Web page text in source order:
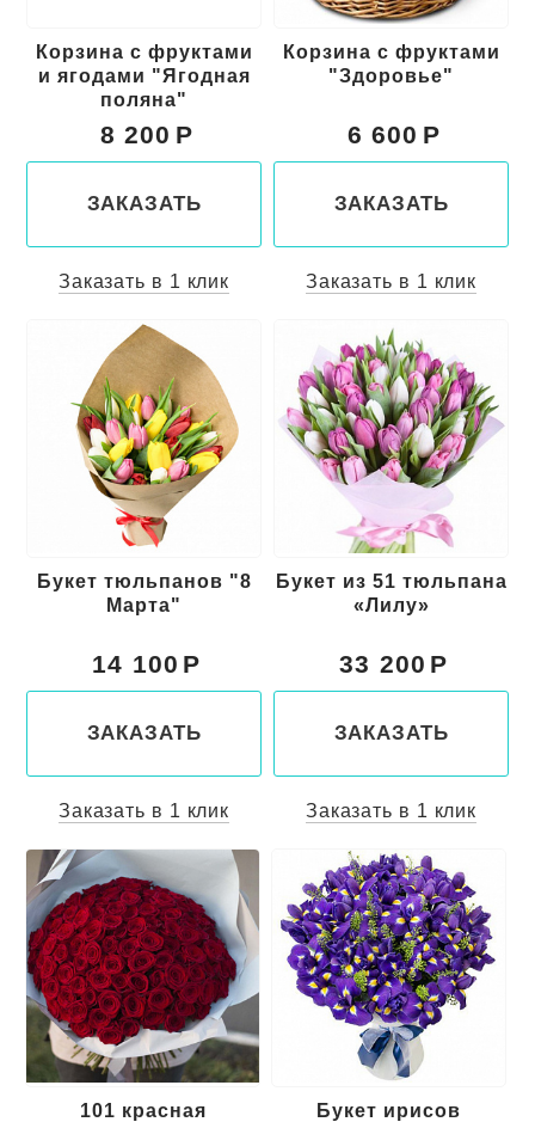
Корзина с фруктами
и ягодами "Ягодная
поляна"
8 200
ЗАКАЗАТЬ
Заказать в 1 клик
Корзина с фруктами
"Здоровье"
6 600
ЗАКАЗАТЬ
Заказать в 1 клик
Букет тюльпанов "8
Марта"
14 100
ЗАКАЗАТЬ
Заказать в 1 клик
Букет из 51 тюльпана
«Лилу»
33 200
ЗАКАЗАТЬ
Заказать в 1 клик
Букет ирисов
101 красная